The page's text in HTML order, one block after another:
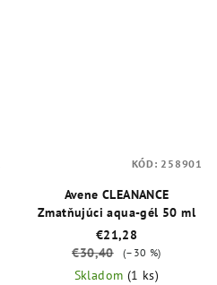
Avene CLEANANCE
Zmatňujúci aqua-gél 50 ml
€21,28
€30,40
(–30 %)
Skladom (1 ks)
KÓD: 258901